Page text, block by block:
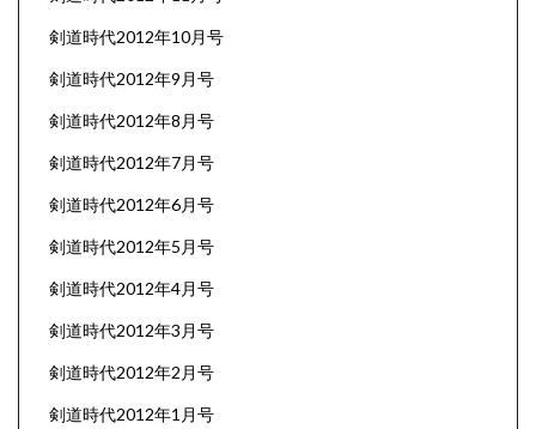
剣道時代2012年10月号
剣道時代2012年9月号
剣道時代2012年8月号
剣道時代2012年7月号
剣道時代2012年6月号
剣道時代2012年5月号
剣道時代2012年4月号
剣道時代2012年3月号
剣道時代2012年2月号
剣道時代2012年1月号